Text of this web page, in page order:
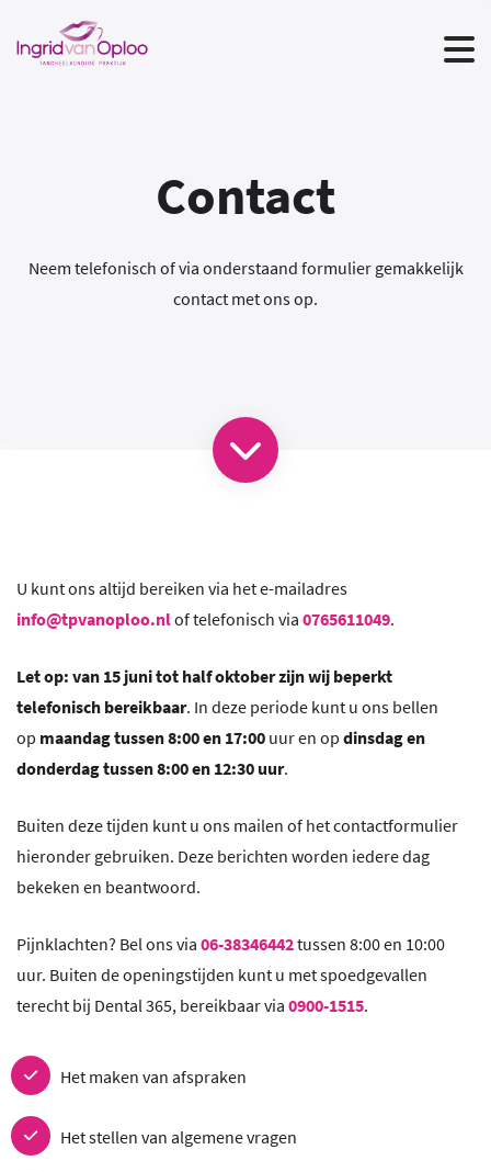
Contact
Neem telefonisch of via onderstaand formulier gemakkelijk
contact met ons op.
U kunt ons altijd bereiken via het e-mailadres
info@tpvanoploo.nlof telefonisch via 0765611049.
Let op: van 15 juni tot half oktober zijn wij beperkt
telefonisch bereikbaar. In deze periode kunt u ons bellen
op maandag tussen 8:00 en 17:00 uur en op dinsdag en
donderdag tussen 8:00 en 12:30 uur.
Buiten deze tijden kunt u ons mailen of het contactformulier
hieronder gebruiken. Deze berichten worden iedere dag
bekeken en beantwoord.
Pijnklachten? Bel ons via 06-38346442tussen 8:00 en 10:00
uur. Buiten de openingstijden kunt u met spoedgevallen
terecht bij Dental 365, bereikbaar via 0900-1515.
Het maken van afspraken
Het stellen van algemene vragen